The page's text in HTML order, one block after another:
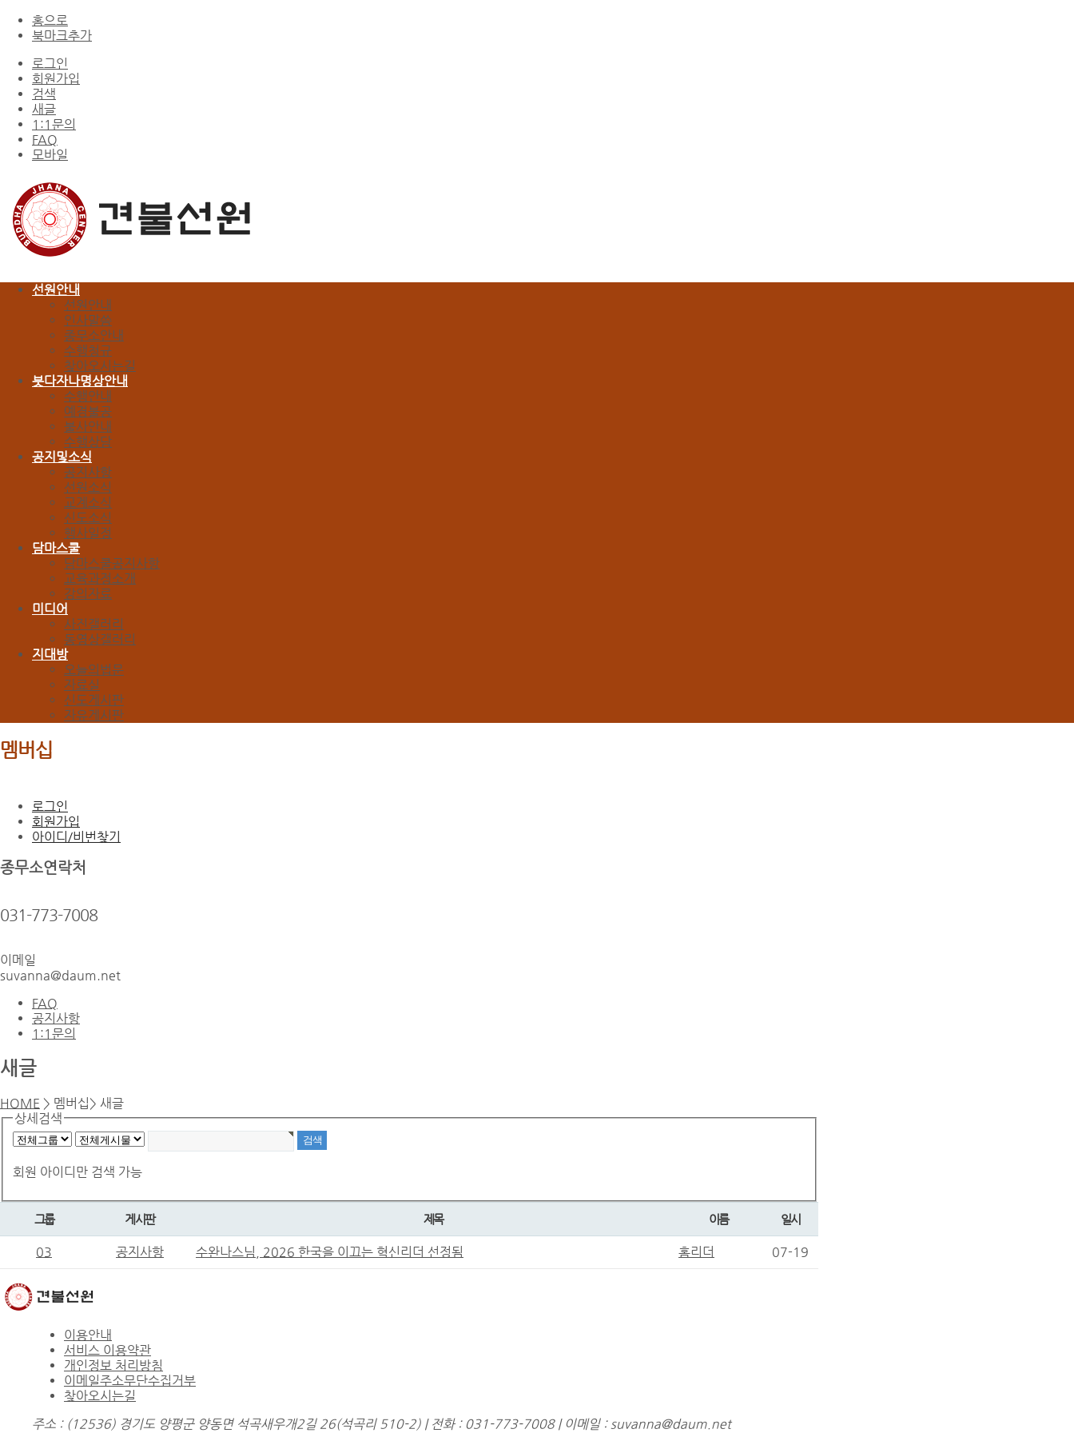
홈으로
북마크추가
로그인
회원가입
검색
새글
1:1문의
FAQ
모바일
선원안내
선원안내
인사말씀
종무소안내
수행청규
찾아오시는길
붓다자나명상안내
수행안내
예경불공
불사안내
수행상담
공지및소식
공지사항
선원소식
교계소식
신도소식
행사일정
담마스쿨
담마스쿨공지사항
교육과정소개
강의자료
미디어
사진갤러리
동영상갤러리
지대방
오늘의법문
자료실
신도게시판
자유게시판
멤버십
로그인
회원가입
아이디/비번찾기
종무소연락처
031-773-7008
이메일
suvanna@daum.net
FAQ
공지사항
1:1문의
새글
HOME > 멤버십> 새글
상세검색
회원 아이디만 검색 가능
그룹 게시판 제목 이름 일시
03 공지사항 수완나스님, 2026 한국을 이끄는 혁신리더 선정됨 홈리더 07-19
이용안내
서비스 이용약관
개인정보 처리방침
이메일주소무단수집거부
찾아오시는길
주소 : (12536) 경기도 양평군 양동면 석곡새우개2길 26(석곡리 510-2) | 전화 : 031-773-7008 | 이메일 : suvanna@daum.net